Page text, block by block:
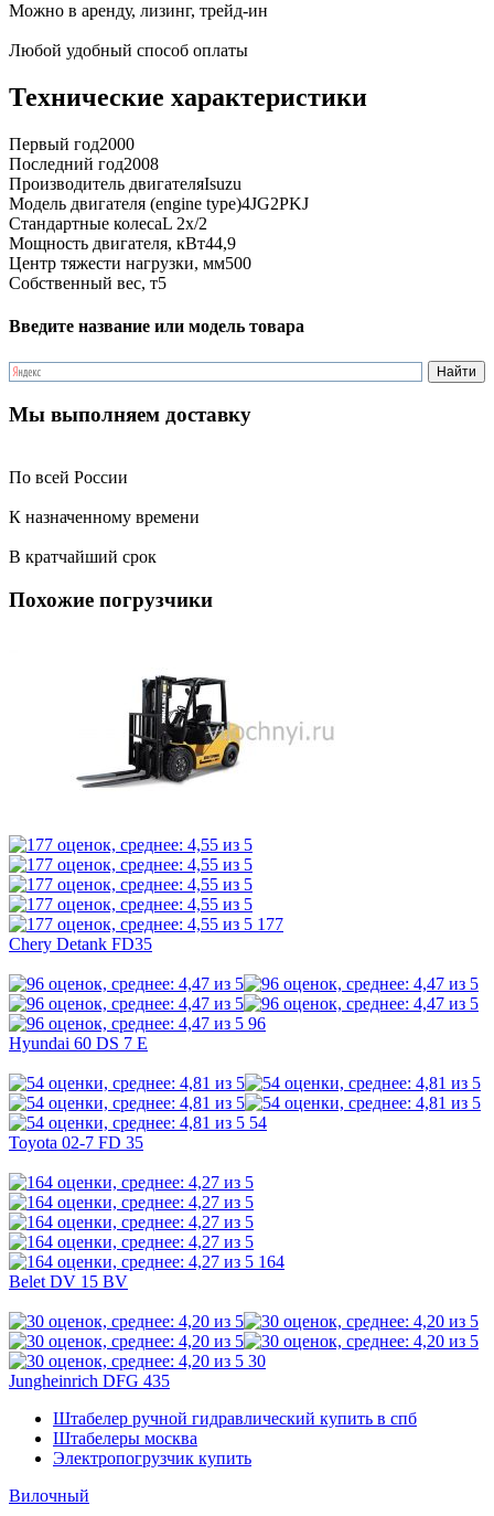
Можно в аренду, лизинг, трейд-ин
Любой удобный способ оплаты
Технические характеристики
Первый год2000
Последний год2008
Производитель двигателяIsuzu
Модель двигателя (engine type)4JG2PKJ
Стандартные колесаL 2x/2
Мощность двигателя, кВт44,9
Центр тяжести нагрузки, мм500
Собственный вес, т5
Введите название или модель товара
Мы выполняем доставку
По всей России
К назначенному времени
В кратчайший срок
Похожие погрузчики
177
Chery Detank FD35
96
Hyundai 60 DS 7 E
54
Toyota 02-7 FD 35
164
Belet DV 15 BV
30
Jungheinrich DFG 435
Штабелер ручной гидравлический купить в спб
Штабелеры москва
Электропогрузчик купить
Вилочный